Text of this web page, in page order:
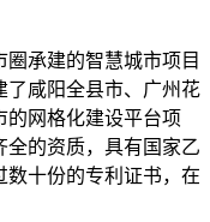
承建的智慧城市项目
了咸阳全县市、广州花
的网格化建设平台项
全的资质，具有国家乙
十份的专利证书，在